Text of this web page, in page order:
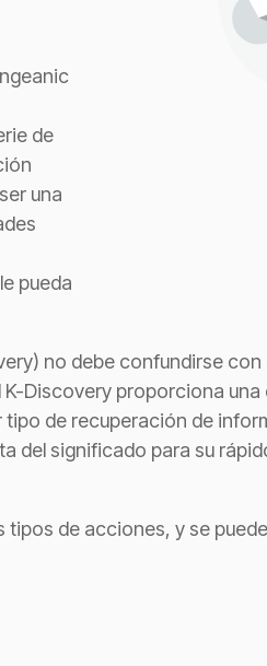
de
una
pueda
no debe confundirse
Discovery proporciona
de recuperación de
significado para su
de acciones, y se